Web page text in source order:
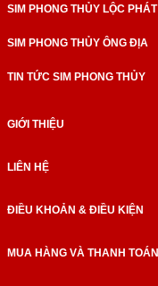
SIM PHONG THỦY LỘC PHÁT
SIM PHONG THỦY ÔNG ĐỊA
TIN TỨC SIM PHONG THỦY
GIỚI THIỆU
LIÊN HỆ
ĐIỀU KHOẢN & ĐIỀU KIỆN
MUA HÀNG VÀ THANH TOÁN